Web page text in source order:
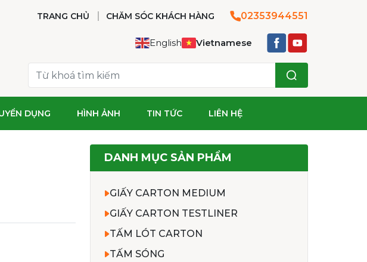
TRANG CHỦ CHĂM SÓC KHÁCH HÀNG 02353944551
English Vietnamese
DỤNG HÌNH ẢNH TIN TỨC LIÊN HỆ
DANH MỤC SẢN PHẨM
GIẤY CARTON MEDIUM
GIẤY CARTON TESTLINER
TẤM LÓT CARTON
TẤM SÓNG